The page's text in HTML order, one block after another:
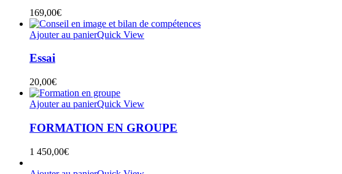
169,00€
Ajouter au panierQuick View
Essai
20,00€
Ajouter au panierQuick View
FORMATION EN GROUPE
1 450,00€